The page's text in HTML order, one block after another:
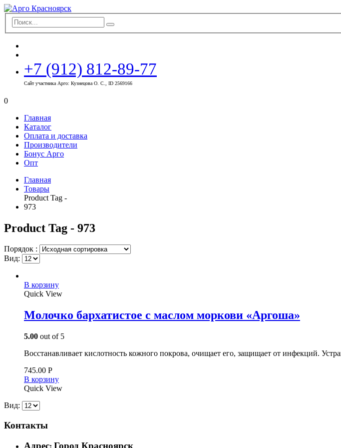
+7 (912) 812-89-77
Сайт участника Арго: Кузнецова О. С., ID 2569166
0
Главная
Каталог
Оплата и доставка
Производители
Бонус Арго
Опт
Главная
Товары
Product Tag -
973
Product Tag - 973
Порядок :
Вид:
В корзину
Quick View
Молочко бархатистое с маслом моркови «Аргоша»
5.00 out of 5
Восстанавливает кислотность кожного покрова, очищает его, защищает от инфекций.
745.00 Р
В корзину
Quick View
Вид:
Контакты
Адрес: Город Красноярск